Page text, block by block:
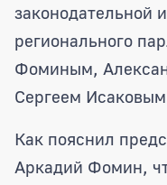
законодательной
регионального
Фоминым,
Сергеем
Как пояснил
Аркадий Фомин,